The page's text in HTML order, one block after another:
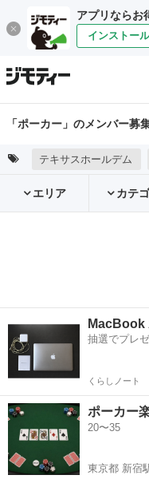
アプリならお
インストール
「ポーカー」のメンバー募
テキサスホールデム
エリア カテ
抽選でプレ
くらしノート
ポーカー
20〜35
東京都 新宿